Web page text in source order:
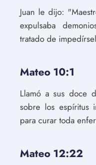
Juan le dijo:
expulsaba
tratado de
Mateo 10:1
Llamó a sus doce
sobre los espíritus
para curar toda
Mateo 12:22